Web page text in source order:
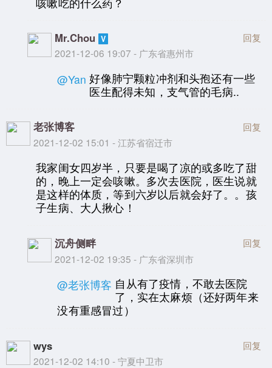
Mr.Chou
2021-12-06 19:07 - 广东省惠州市
回复
@Yan 好像肺宁颗粒冲剂和头孢还有一些
医生配得未知，支气管的毛病..
老张博客
2021-12-02 15:01 - 江苏省宿迁市
回复
我家闺女四岁半，只要是喝了凉的或多吃了甜
的，晚上一定会咳嗽。多次去医院，医生说就
是这样的体质，等到六岁以后就会好了。。孩
子生病、大人揪心！
沉舟侧畔
2021-12-02 19:35 - 广东省深圳市
回复
@老张博客 自从有了疫情，不敢去医院
了，实在太麻烦（还好两年来
没有重感冒过）
wys
2021-12-02 14:10 - 宁夏中卫市
回复